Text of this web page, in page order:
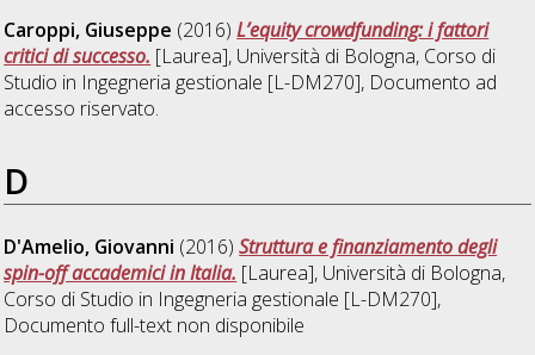
Caroppi, Giuseppe (2016)L’equity crowdfunding: i fattori
critici di successo. [Laurea], Università di Bologna, Corso di
Studio in Ingegneria gestionale [L-DM270], Documento ad
accesso riservato.
D
D'Amelio, Giovanni (2016)Struttura e finanziamento degli
spin-off accademici in Italia. [Laurea], Università di Bologna,
Corso di Studio in Ingegneria gestionale [L-DM270],
Documento full-text non disponibile